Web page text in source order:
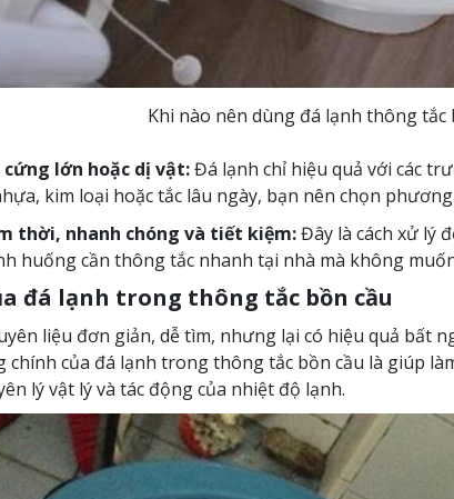
Khi nào nên dùng đá lạnh thông tắc
cứng lớn hoặc dị vật:Đá lạnh chỉ hiệu quả với các
kim loại hoặc tắc lâu ngày, bạn nên chọn
thời, nhanh chóng và tiết kiệm:Đây là cách xử lý
huống cần thông tắc nhanh tại nhà mà không
đá lạnh trong thông tắc bồn cầu
liệu đơn giản, dễ tìm, nhưng lại có hiệu quả bất
chính của đá lạnh trong thông tắc bồn cầu là giúp
lý vật lý và tác động của nhiệt độ lạnh.